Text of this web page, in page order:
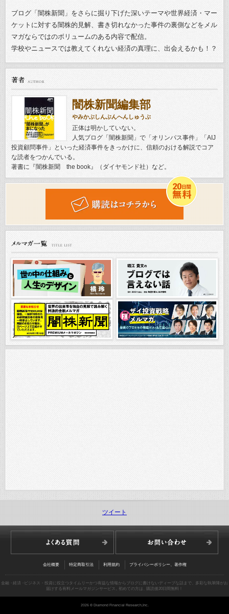
ブログ「闇株新聞」をさらに掘り下げた深いテーマや世界経済・マー
ケットに対する闇株的見解、書き切れなかった事件の裏側などをメル
マガならではのボリュームのある内容で配信。
学校やニュースでは教えてくれない経済の真理に、出会えるかも！？
闇株新聞編集部
やみかぶしんぶんへんしゅうぶ
正体は明かしていない。
人気ブログ「闇株新聞」で「オリンパス事件」「AIJ
投資顧問事件」といった経済事件をきっかけに、信頼のおける解説でコア
な読者をつかんでいる。
著書に『闇株新聞 the book』（ダイヤモンド社）など。
ツイート
会社概要 特定商取引法 利用規約 プライバシーポリシー、著作権
金融 ・ 経済 ・ ビジネス・投資に役立つタイムリーかつ有益な情報からブログに書けないディープな話まで
多彩な執筆陣がお
届けする有料メールマガジンサービス
初めての方は 購読後20日間無料！
2026 © Diamond Financial Research,Inc.